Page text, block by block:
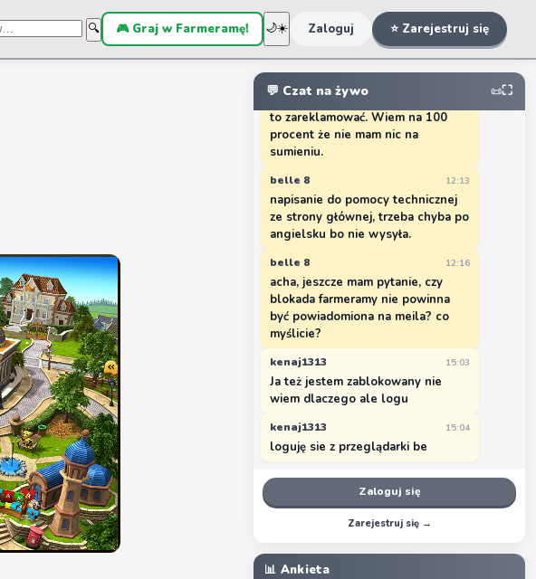
🔍 🎮 Graj w Farmeramę! 🌙☀️ Zaloguj ⭐ Zarejestruj się
💬 Czat na żywo 📜⛶
grane
belle 8 12:10
farmeramą, zablokowane konto
przez admina. Może pomożecie jak
to zareklamować. Wiem na 100
procent że nie mam nic na
sumieniu.
belle 8 12:13
napisanie do pomocy technicznej
ze strony głównej, trzeba chyba po
angielsku bo nie wysyła.
belle 8 12:16
acha, jeszcze mam pytanie, czy
blokada farmeramy nie powinna
być powiadomiona na meila? co
myślicie?
kenaj1313 15:03
Ja też jestem zablokowany nie
wiem dlaczego ale logu
kenaj1313 15:04
loguję sie z przeglądarki be
Zaloguj się
Zarejestruj się →
📊 Ankieta